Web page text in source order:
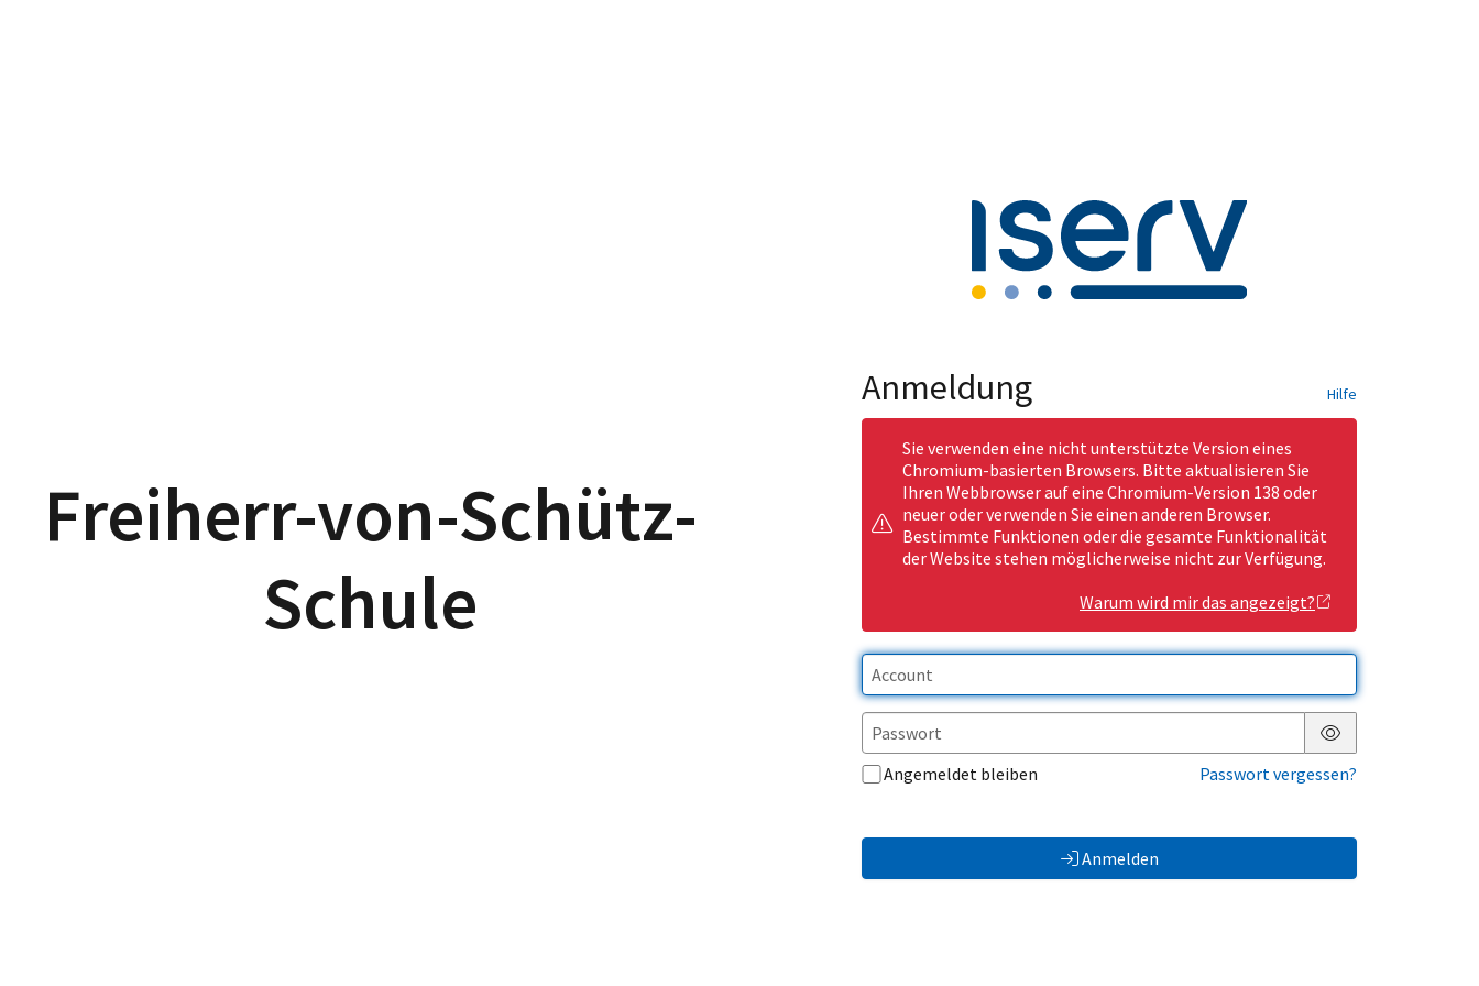
Freiherr-von-Schütz-
Schule
Anmeldung Hilfe
Sie verwenden eine nicht unterstützte Version eines
Chromium-basierten Browsers. Bitte aktualisieren Sie
Ihren Webbrowser auf eine Chromium-Version 138 oder
neuer oder verwenden Sie einen anderen Browser.
Bestimmte Funktionen oder die gesamte Funktionalität
der Website stehen möglicherweise nicht zur Verfügung.
Warum wird mir das angezeigt?
Passwort anzeigen
Angemeldet bleiben
Passwort vergessen?
Anmelden